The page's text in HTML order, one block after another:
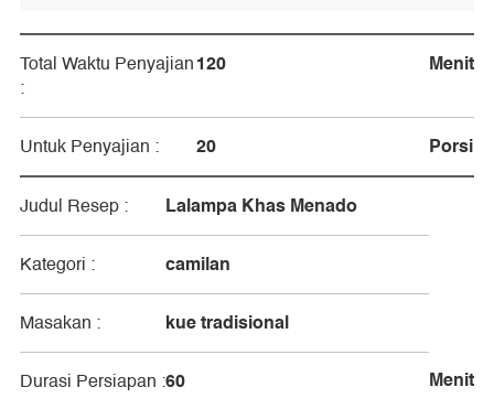
Total Waktu Penyajian
:
120 Menit
Untuk Penyajian : 20 Porsi
Judul Resep : Lalampa Khas Menado
Kategori : camilan
Masakan : kue tradisional
Durasi Persiapan :60 Menit